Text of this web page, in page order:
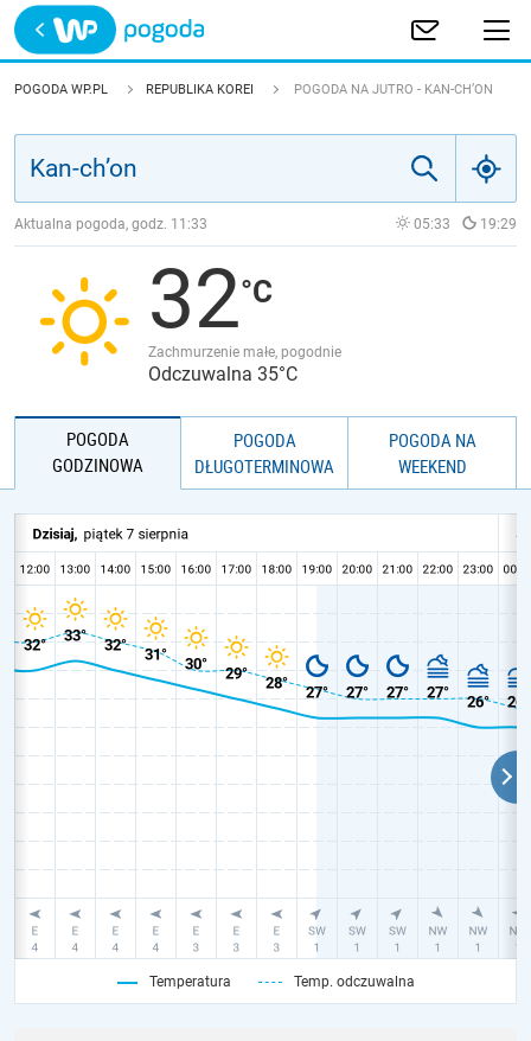
Trwa ładowanie
POLSKA
JAKOŚĆ POWIETRZA
POGODA WP.PL REPUBLIKA KOREI POGODA NA JUTRO - KAN-CH’ON
Aktualna pogoda, godz. 11:33 05:33 19:29
32
Zachmurzenie małe, pogodnie
Odczuwalna 35°C
POGODA
GODZINOWA
POGODA
DŁUGOTERMINOWA
POGODA NA
WEEKEND
Temperatura Temp. odczuwalna